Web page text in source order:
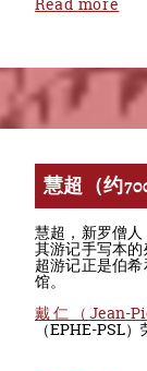
Read more
慧超（约
慧超，新罗僧
其游记手写本
超游记正是伯
馆。
戴仁（Jean-
（EPHE-PSL